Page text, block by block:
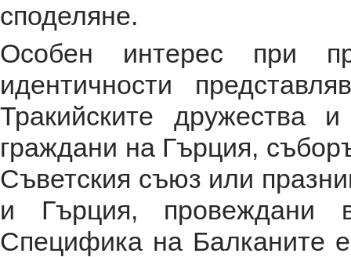
споделяне.
Особен интерес при
идентичности
Тракийските дружества
граждани на Гърция,
Съветския съюз или
и Гърция, провеждани
Специфика на Балканите